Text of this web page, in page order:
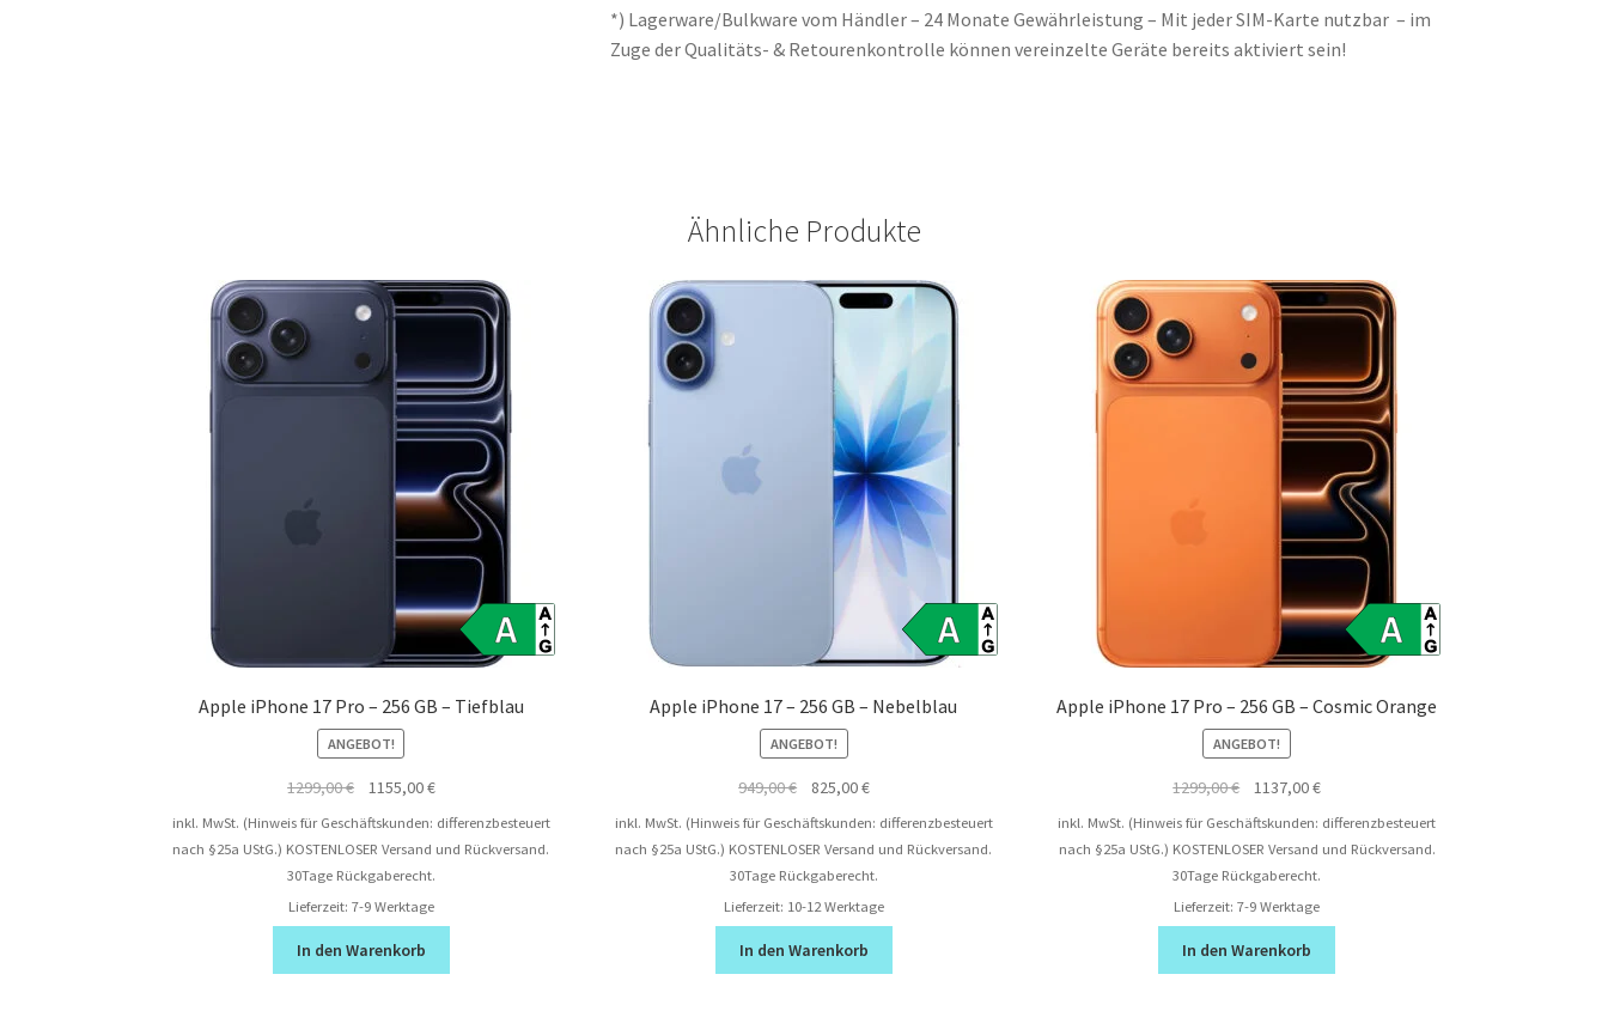
*) Lagerware/Bulkware vom Händler – 24 Monate Gewährleistung – Mit jeder SIM-Karte nutzbar – im
Zuge der Qualitäts- & Retourenkontrolle können vereinzelte Geräte bereits aktiviert sein!
Ähnliche Produkte
Apple iPhone 17 Pro – 256 GB – Tiefblau
ANGEBOT!
1299,00€
Ursprünglicher
Preis
1155,00€Aktueller
Preis
inkl. MwSt. (Hinweis für Geschäftskunden: differenzbesteuert
nach §25a UStG.) KOSTENLOSER Versand und Rückversand.
30Tage Rückgaberecht.
Lieferzeit: 7-9 Werktage
In den Warenkorb
Apple iPhone 17 – 256 GB – Nebelblau
ANGEBOT!
949,00€
Ursprünglicher
Preis
825,00€Aktueller
Preis
inkl. MwSt. (Hinweis für Geschäftskunden: differenzbesteuert
nach §25a UStG.) KOSTENLOSER Versand und Rückversand.
30Tage Rückgaberecht.
Lieferzeit: 10-12 Werktage
In den Warenkorb
Apple iPhone 17 Pro – 256 GB – Cosmic Orange
ANGEBOT!
1299,00€
Ursprünglicher
Preis
1137,00€Aktueller
Preis
inkl. MwSt. (Hinweis für Geschäftskunden: differenzbesteuert
nach §25a UStG.) KOSTENLOSER Versand und Rückversand.
30Tage Rückgaberecht.
Lieferzeit:7-9 Werktage
In den Warenkorb